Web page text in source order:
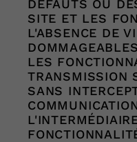
DÉFAUTS OU
SITE ET LES
L'ABSENCE DE
LES
TRANSMISSION
SANS